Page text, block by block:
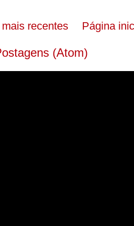
recentes Página
(Atom)